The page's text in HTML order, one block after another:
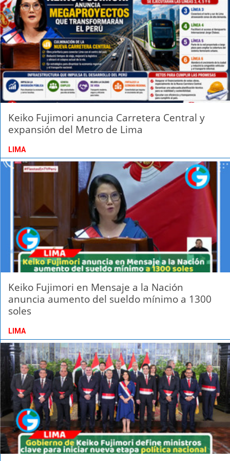
Keiko Fujimori anuncia Carretera Central y
expansión del Metro de Lima
LIMA
Keiko Fujimori en Mensaje a la Nación
anuncia aumento del sueldo mínimo a 1300
soles
LIMA